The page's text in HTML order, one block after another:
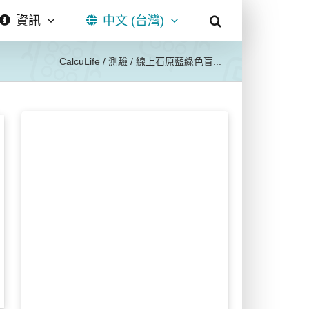
資訊 中文 (台灣)
CalcuLife / 測驗 / 線上石原藍綠色盲...